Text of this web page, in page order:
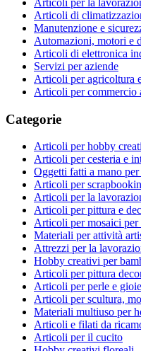
Articoli di
Manutenzione e
Automazioni, motori e
Articoli di elettronica
Servizi per aziende
Articoli per agricoltura
Articoli per commercio
Categorie
Articoli per hobby
Articoli per cesteria e
Oggetti fatti a mano
Articoli per
Articoli per la
Articoli per pittura e
Articoli per mosaici
Materiali per attività
Attrezzi per la
Hobby creativi per
Articoli per pittura
Articoli per perle e
Articoli per scultura,
Materiali multiuso per
Articoli e filati da
Articoli per il cucito